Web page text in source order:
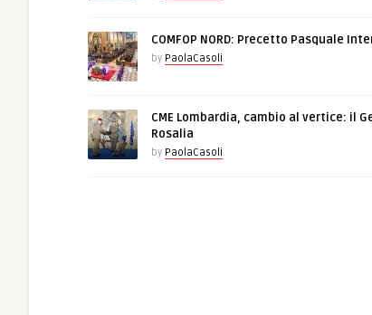
COMFOP NORD: Precetto Pasquale
by PaolaCasoli
CME Lombardia, cambio al vertice: il
Rosalia
by PaolaCasoli